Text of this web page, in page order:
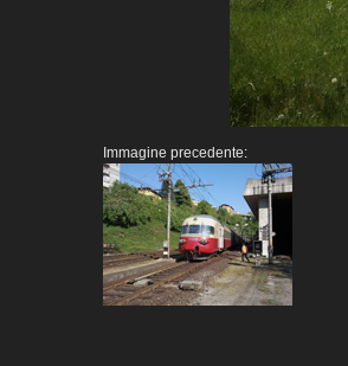
Immagine precedente: